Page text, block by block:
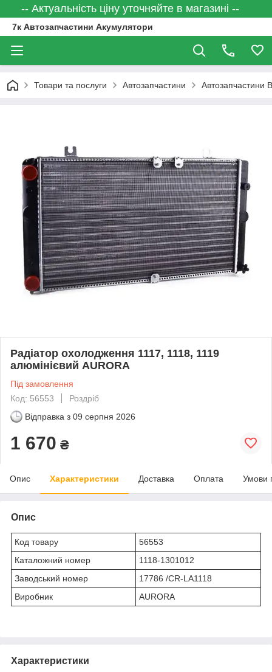
-- Актуальність ціну уточняйте в магазині --
7к Автозапчастини Акумулятори
Товари та послуги Автозапчастини Автозапчастини
Радіатор охолодження 1117, 1118, 1119
алюмінієвий AURORA
Під замовлення
Код: 56553
Роздріб
Відправка з 09 серпня 2026
1 670 ₴
Опис Характеристики Доставка Оплата Умови
Опис
Код товару
56553
Каталожний номер
1118-1301012
Заводський номер
17786 /CR-LA1118
Виробник
AURORA
Характеристики